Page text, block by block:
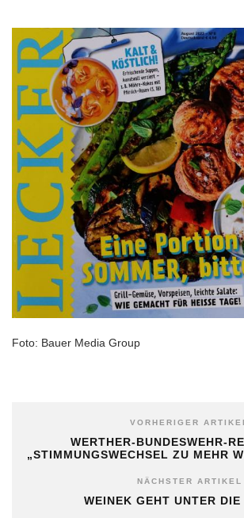
Foto: Bauer Media Group
VORHERIGER
WERTHER-BUNDESWEHR-
„STIMMUNGSWECHSEL ZU MEHR
NÄCHSTER ARTIKEL
WEINEK GEHT UNTER DIE